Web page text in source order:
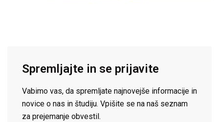
Spremljajte in se prijavite
Vabimo vas, da spremljate najnovejše informacije in
novice o nas in študiju. Vpišite se na naš seznam
za prejemanje obvestil.